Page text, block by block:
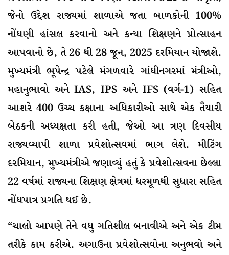
જેનો ઉદ્દેશ રાજ્યમાં શાળાએ જતા બાળકોની 100%
નોંધણી હાંસલ કરવાનો અને કન્યા શિક્ષણને પ્રોત્સાહન
આપવાનો છે, તે 26 થી 28 જૂન, 2025 દરમિયાન યોજાશે.
મુખ્યમંત્રી ભૂપેન્દ્ર પટેલે મંગળવારે ગાંધીનગરમાં મંત્રીઓ,
મહાનુભાવો અને IAS, IPS અને IFS (વર્ગ-1) સહિત
આશરે 400 ઉચ્ચ કક્ષાના અધિકારીઓ સાથે એક તૈયારી
બેઠકની અધ્યક્ષતા કરી હતી, જેઓ આ ત્રણ દિવસીય
રાજ્યવ્યાપી શાળા પ્રવેશોત્સવમાં ભાગ લેશે. મીટિંગ
દરમિયાન, મુખ્યમંત્રીએ જણાવ્યું હતું કે પ્રવેશોત્સવના છેલ્લા
22 વર્ષમાં રાજ્યના શિક્ષણ ક્ષેત્રમાં ધરમૂળથી સુધારા સહિત
નોંધપાત્ર પ્રગતિ થઈ છે.
“ચાલો આપણે તેને વધુ ગતિશીલ બનાવીએ અને એક ટીમ
તરીકે કામ કરીએ. અગાઉના પ્રવેશોત્સવોના અનુભવો અને